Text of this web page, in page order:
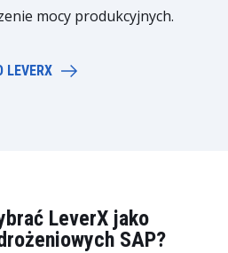
mocy produkcyjnych.
LEVERX
LeverX jako
SAP?